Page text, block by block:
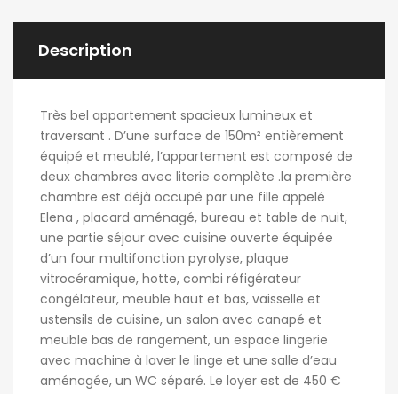
Description
Très bel appartement spacieux lumineux et
traversant . D’une surface de 150m² entièrement
équipé et meublé, l’appartement est composé de
deux chambres avec literie complète .la première
chambre est déjà occupé par une fille appelé
Elena , placard aménagé, bureau et table de nuit,
une partie séjour avec cuisine ouverte équipée
d’un four multifonction pyrolyse, plaque
vitrocéramique, hotte, combi réfigérateur
congélateur, meuble haut et bas, vaisselle et
ustensils de cuisine, un salon avec canapé et
meuble bas de rangement, un espace lingerie
avec machine à laver le linge et une salle d’eau
aménagée, un WC séparé. Le loyer est de 450 €